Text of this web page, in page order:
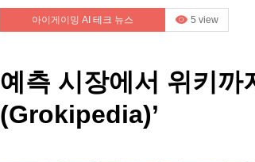
아이게이밍 AI 테크 뉴스 5 view
예측 시장에서 위키까
(Grokipedia)’